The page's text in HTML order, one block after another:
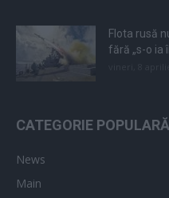
Flota rusă
fără „s-o ia
CATEGORIE POPULARĂ
News
Main